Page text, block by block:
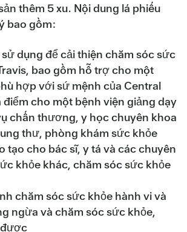
thêm 5 xu. Nội dung lá phiếu
bao gồm:
dụng để cải thiện chăm sóc sức
bao gồm hỗ trợ cho một
hợp với sứ mệnh của Central
điểm cho một bệnh viện giảng dạy
chấn thương, y học chuyên khoa
thư, phòng khám sức khỏe
tạo cho bác sĩ, y tá và các chuyên
khỏe khác, chăm sóc sức khỏe
chăm sóc sức khỏe hành vi và
ngừa và chăm sóc sức khỏe,